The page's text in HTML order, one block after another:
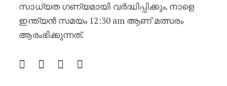
സാധ്യത ഗണ്യമായി വർദ്ധിപ്പിക്കും. നാളെ
ഇന്ത്യൻ സമയം 12:30 am ആണ് മത്സരം
ആരംഭിക്കുന്നത്.